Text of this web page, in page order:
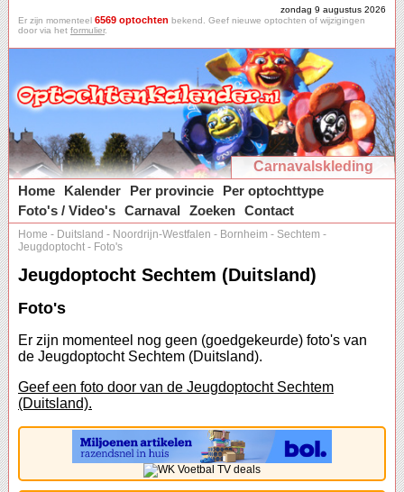
zondag 9 augustus 2026
Er zijn momenteel 6569 optochten bekend. Geef nieuwe optochten of wijzigingen
door via het formulier.
Carnavalskleding
Home
Kalender Per provincie
Per optochttype
Foto's / Video's Carnaval Zoeken Contact
Home - Duitsland - Noordrijn-Westfalen - Bornheim - Sechtem -
Jeugdoptocht - Foto's
Jeugdoptocht Sechtem (Duitsland)
Foto's
Er zijn momenteel nog geen (goedgekeurde) foto's van
de Jeugdoptocht Sechtem (Duitsland).
Geef een foto door van de Jeugdoptocht Sechtem
(Duitsland).